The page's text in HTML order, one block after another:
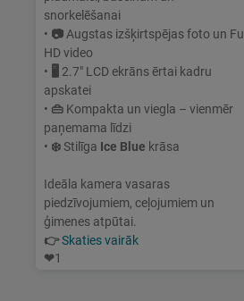
snorkelēšanai
• 📷 Augstas izšķirtspējas foto un Full
HD video
• 🖥 2.7" LCD ekrāns ērtai kadru
apskatei
• 👜 Kompakta un viegla – vienmēr
paņemama līdzi
• ❄️Stilīga Ice Blue krāsa
Ideāla kamera vasaras
piedzīvojumiem, ceļojumiem un
ģimenes atpūtai.
👉Skaties vairāk
❤1